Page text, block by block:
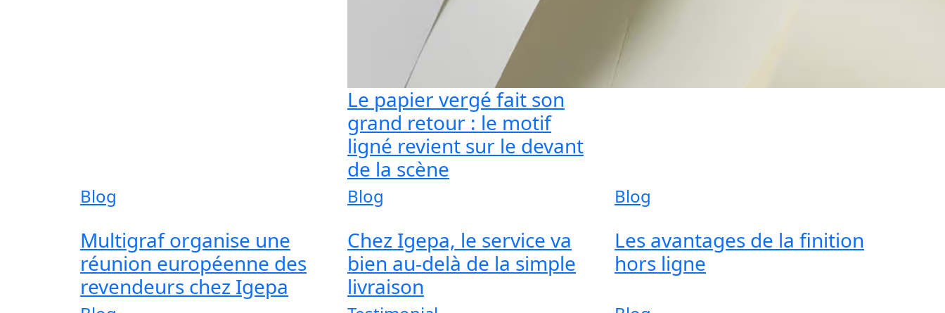
Le papier vergé fait son
grand retour : le motif
ligné revient sur le devant
de la scène
Blog
Multigraf organise une
réunion européenne des
revendeurs chez Igepa
Blog
Chez Igepa, le service va
bien au-delà de la simple
livraison
Blog
Les avantages de la finition
hors ligne